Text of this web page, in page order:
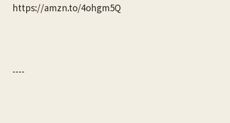
https://amzn.to/4ohgm5Q
----